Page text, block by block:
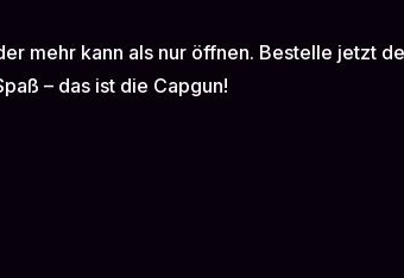
mehr kann als nur öffnen. Bestelle jetzt
– das ist die Capgun!